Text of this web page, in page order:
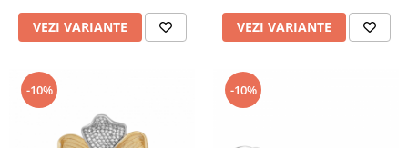
VEZI VARIANTE VEZI VARIANTE
-10% -10%